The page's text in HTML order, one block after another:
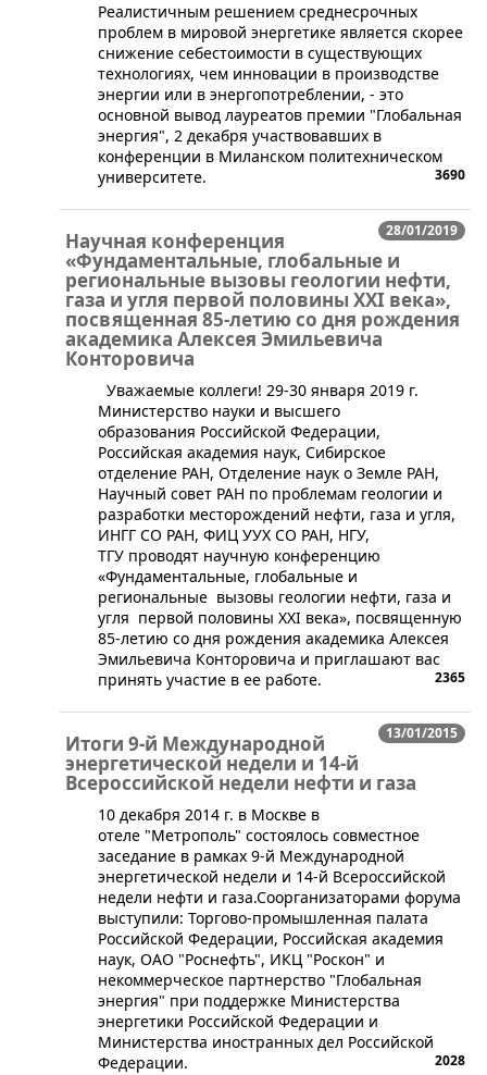
Реалистичным решением среднесрочных
проблем в мировой энергетике является скорее
снижение себестоимости в существующих
технологиях, чем инновации в производстве
энергии или в энергопотреблении, - это
основной вывод лауреатов премии "Глобальная
энергия", 2 декабря участвовавших в
конференции в Миланском политехническом
университете.
3690
28/01/2019
Научная конференция
«Фундаментальные, глобальные и
региональные вызовы геологии нефти,
газа и угля первой половины XXI века»,
посвященная 85-летию со дня рождения
академика Алексея Эмильевича
Конторовича
​​​ Уважаемые коллеги! 29-30 января 2019 г.
Министерство науки и высшего
образования Российской Федерации,
Российская академия наук, Сибирское
отделение РАН, Отделение наук о Земле РАН,
Научный совет РАН по проблемам геологии и
разработки месторождений нефти, газа и угля,
ИНГГ СО РАН, ФИЦ УУХ СО РАН, НГУ,
ТГУ проводят научную конференцию
«Фундаментальные, глобальные и
региональные вызовы геологии нефти, газа и
угля первой половины XXI века», посвященную
85-летию со дня рождения академика Алексея
Эмильевича Конторовича и приглашают вас
принять участие в ее работе.
2365
13/01/2015
Итоги 9-й Международной
энергетической недели и 14-й
Всероссийской недели нефти и газа
10 декабря 2014 г. в Москве в
отеле "Метрополь" состоялось совместное
заседание в рамках 9-й Международной
энергетической недели и 14-й Всероссийской
недели нефти и газа.Соорганизаторами форума
выступили: Торгово-промышленная палата
Российской Федерации, Российская академия
наук, ОАО "Роснефть", ИКЦ "Роскон" и
некоммерческое партнерство "Глобальная
энергия" при поддержке Министерства
энергетики Российской Федерации и
Министерства иностранных дел Российской
Федерации.
2028